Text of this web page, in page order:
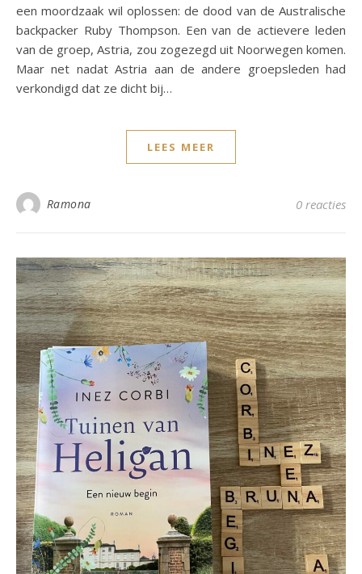
een moordzaak wil oplossen: de dood van de Australische
backpacker Ruby Thompson. Een van de actievere leden
van de groep, Astria, zou zogezegd uit Noorwegen komen.
Maar net nadat Astria aan de andere groepsleden had
verkondigd dat ze dicht bij…
LEES MEER
Ramona 0 reacties